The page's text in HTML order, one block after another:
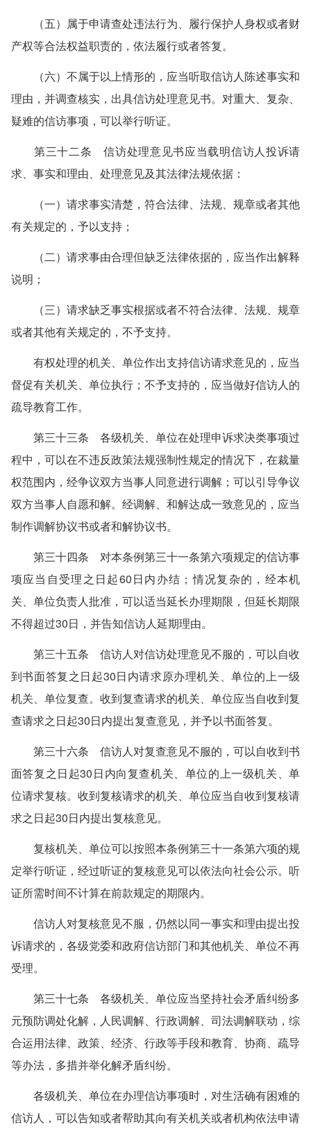
（五）属于申请查处违法行为、履行保护人身权或者财
产权等合法权益职责的，依法履行或者答复。
（六）不属于以上情形的，应当听取信访人陈述事实和
理由，并调查核实，出具信访处理意见书。对重大、复杂、
疑难的信访事项，可以举行听证。
第三十二条 信访处理意见书应当载明信访人投诉请
求、事实和理由、处理意见及其法律法规依据：
（一）请求事实清楚，符合法律、法规、规章或者其他
有关规定的，予以支持；
（二）请求事由合理但缺乏法律依据的，应当作出解释
说明；
（三）请求缺乏事实根据或者不符合法律、法规、规章
或者其他有关规定的，不予支持。
有权处理的机关、单位作出支持信访请求意见的，应当
督促有关机关、单位执行；不予支持的，应当做好信访人的
疏导教育工作。
第三十三条 各级机关、单位在处理申诉求决类事项过
程中，可以在不违反政策法规强制性规定的情况下，在裁量
权范围内，经争议双方当事人同意进行调解；可以引导争议
双方当事人自愿和解。经调解、和解达成一致意见的，应当
制作调解协议书或者和解协议书。
第三十四条 对本条例第三十一条第六项规定的信访事
项应当自受理之日起60日内办结；情况复杂的，经本机
关、单位负责人批准，可以适当延长办理期限，但延长期限
不得超过30日，并告知信访人延期理由。
第三十五条 信访人对信访处理意见不服的，可以自收
到书面答复之日起30日内请求原办理机关、单位的上一级
机关、单位复查。收到复查请求的机关、单位应当自收到复
查请求之日起30日内提出复查意见，并予以书面答复。
第三十六条 信访人对复查意见不服的，可以自收到书
面答复之日起30日内向复查机关、单位的上一级机关、单
位请求复核。收到复核请求的机关、单位应当自收到复核请
求之日起30日内提出复核意见。
复核机关、单位可以按照本条例第三十一条第六项的规
定举行听证，经过听证的复核意见可以依法向社会公示。听
证所需时间不计算在前款规定的期限内。
信访人对复核意见不服，仍然以同一事实和理由提出投
诉请求的，各级党委和政府信访部门和其他机关、单位不再
受理。
第三十七条 各级机关、单位应当坚持社会矛盾纠纷多
元预防调处化解，人民调解、行政调解、司法调解联动，综
合运用法律、政策、经济、行政等手段和教育、协商、疏导
等办法，多措并举化解矛盾纠纷。
各级机关、单位在办理信访事项时，对生活确有困难的
信访人，可以告知或者帮助其向有关机关或者机构依法申请